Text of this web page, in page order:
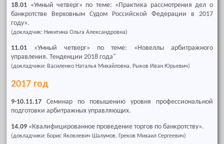
18.01 «Умный четверг» по теме: «Практика рассмотрения дел о
банкротстве Верховным Судом Российской Федерации в 2017
году».
(докладчик: Никитина Ольга Александровна)
11.01 «Умный четверг» по теме: «Новеллы арбитражного
управления. Тенденции 2018 года"
(докладчики: Василенко Наталья Михайловна, Рыков Иван Юрьевич)
2017 год
9-10.11.17 Семинар по повышению уровня профессиональной
подготовки арбитражных управляющих.
14.09 «Квалифицированное проведение торгов по банкротству».
(докладчики: Борис Яковлевич Шалумов, Греков Михаил Сергеевич)